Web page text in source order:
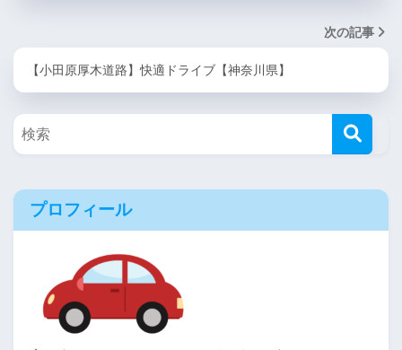
次の記事
【小田原厚木道路】快適ドライブ【神奈川県】
プロフィール